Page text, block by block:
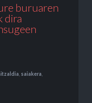
buruaren
dira
saiakera